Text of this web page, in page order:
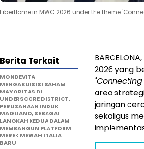
FiberHome in MWC 2026 under the theme
2026 yang
area
jaringan
sekaligus
Berita Terkait
MONDEVITA
MENGAKUISISI SAHAM
MAYORITAS DI
UNDERSCORE DISTRICT,
PERUSAHAAN INDUK
MAGLIANO, SEBAGAI
LANGKAH KEDUA DALAM
MEMBANGUN PLATFORM
MEREK MEWAH ITALIA
BARU